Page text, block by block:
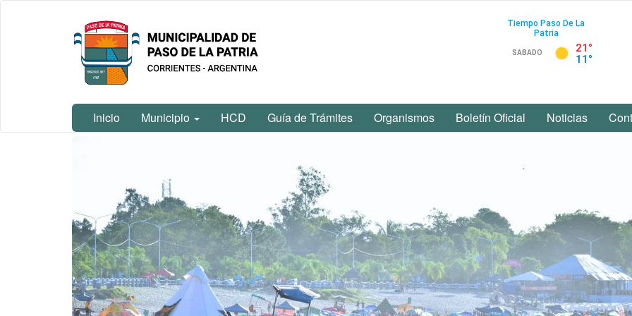
Municipalidad
de Paso De
La Patria
Inicio Municipio HCD Guía de Trámites Organismos Boletín Oficial Noticias
principal